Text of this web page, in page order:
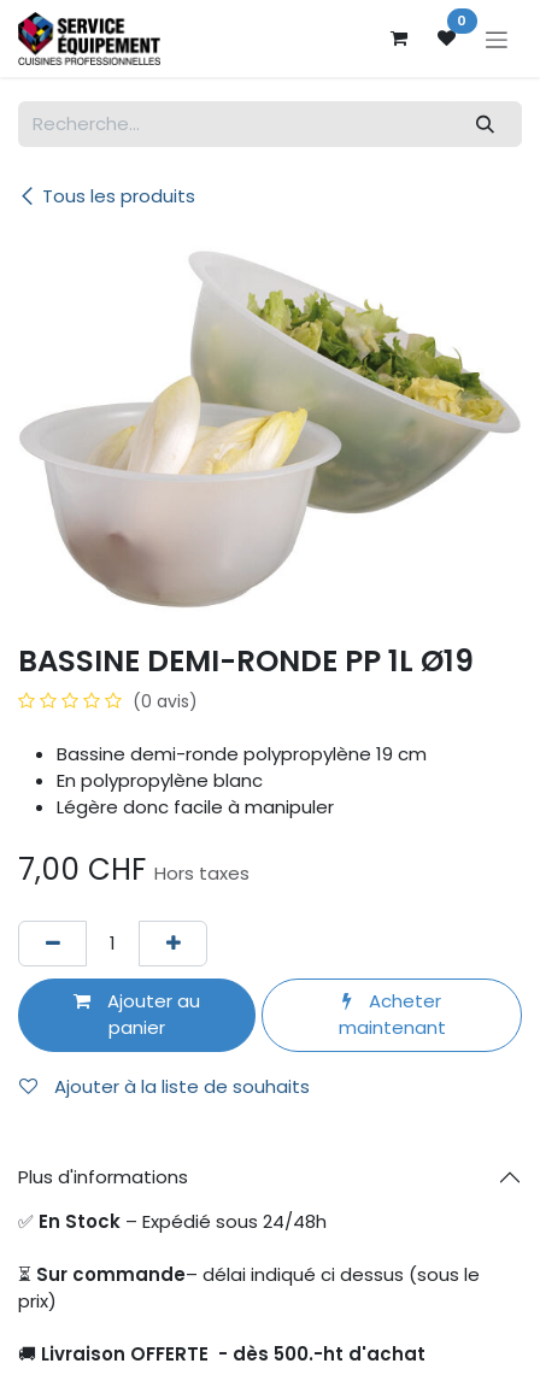
Se rendre au contenu 0
Tous les produits
BASSINE DEMI-RONDE PP 1L Ø19
(0 avis)
Bassine demi-ronde polypropylène 19 cm
En polypropylène blanc
Légère donc facile à manipuler
7,00 CHF Hors taxes
Ajouter au
panier
Acheter
maintenant
Ajouter à la liste de souhaits
Plus d'informations
✅ En Stock – Expédié sous 24/48h
⏳ Sur commande– délai indiqué ci dessus (sous le
prix)
🚚 Livraison OFFERTE - dès 500.-ht d'achat